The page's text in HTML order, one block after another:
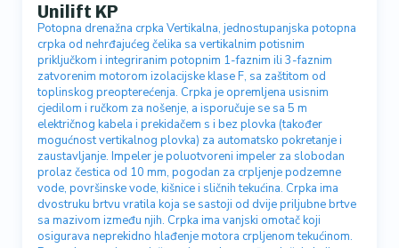
Unilift KP
Potopna drenažna crpka Vertikalna, jednostupanjska potopna
crpka od nehrđajućeg čelika sa vertikalnim potisnim
priključkom i integriranim potopnim 1-faznim ili 3-faznim
zatvorenim motorom izolacijske klase F, sa zaštitom od
toplinskog preopterećenja. Crpka je opremljena usisnim
cjedilom i ručkom za nošenje, a isporučuje se sa 5 m
električnog kabela i prekidačem s i bez plovka (također
mogućnost vertikalnog plovka) za automatsko pokretanje i
zaustavljanje. Impeler je poluotvoreni impeler za slobodan
prolaz čestica od 10 mm, pogodan za crpljenje podzemne
vode, površinske vode, kišnice i sličnih tekućina. Crpka ima
dvostruku brtvu vratila koja se sastoji od dvije priljubne brtve
sa mazivom između njih. Crpka ima vanjski omotač koji
osigurava neprekidno hlađenje motora crpljenom tekućinom.